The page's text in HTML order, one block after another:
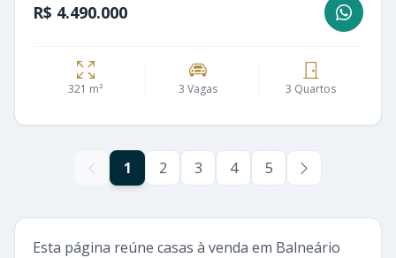
R$ 4.490.000
321 m² 3 Vagas 3 Quartos
1 2 3 4 5
Esta página reúne casas à venda em Balneário